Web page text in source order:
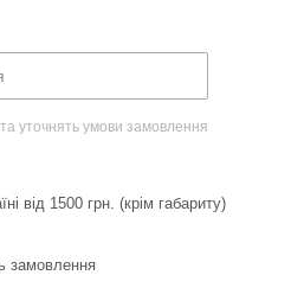
уточнять умови замовлення
від 1500 грн. (крім габариту)
замовлення